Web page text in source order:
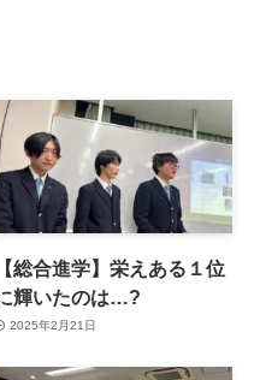
【総合進学】栄えある１位
輝いたのは…?
2025年2月21日